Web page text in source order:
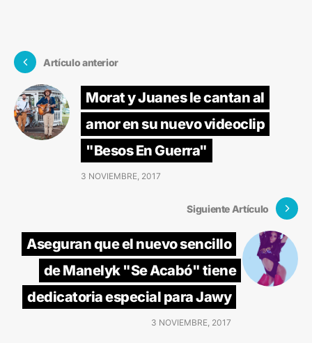
Artículo anterior
Morat y Juanes le cantan al
amor en su nuevo videoclip
"Besos En Guerra"
3 NOVIEMBRE, 2017
Siguiente Artículo
Aseguran que el nuevo sencillo
de Manelyk "Se Acabó" tiene
dedicatoria especial para Jawy
3 NOVIEMBRE, 2017